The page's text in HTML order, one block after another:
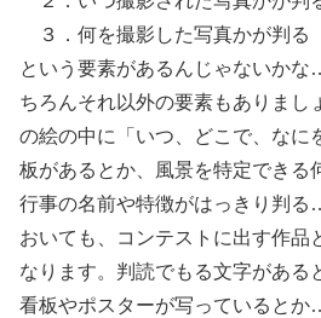
３．何を撮影した写真かが判る
という要素があるんじゃないか
ちろんそれ以外の要素もありまし
の絵の中に「いつ、どこで、なに
板があるとか、風景を特定できる
行事の名前や特徴がはっきり判
おいても、コンテストに出す作品
なります。判読でもる文字がある
看板やポスターが写っているとか